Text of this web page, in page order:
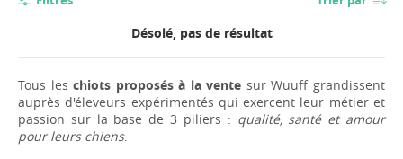
Désolé, pas de résultat
Tous leschiots proposés à la vente sur Wuuff grandissent
auprès d'éleveurs expérimentés qui exercent leur métier et
passion sur la base de 3 piliers : qualité, santé et amour
pour leurs chiens.